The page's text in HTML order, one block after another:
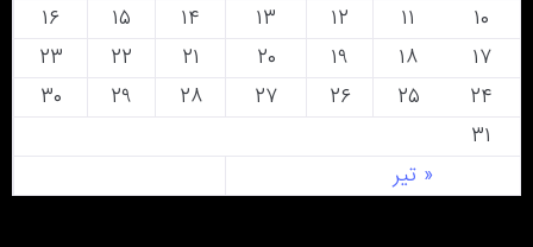
« تیر
۱۰
۱۱ ۱۲ ۱۳ ۱۴ ۱۵
۱۶
۱۷
۱۸ ۱۹ ۲۰ ۲۱ ۲۲
۲۳
۲۴
۲۵ ۲۶ ۲۷ ۲۸ ۲۹
۳۰
۳۱